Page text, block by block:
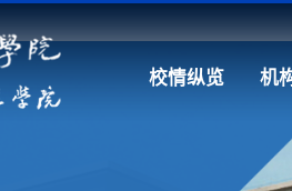
校情纵览 机